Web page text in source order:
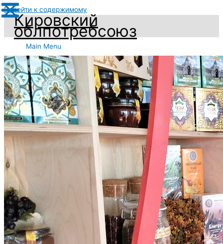
Перейти к содержимому
Кировский
облпотребсоюз
Main Menu